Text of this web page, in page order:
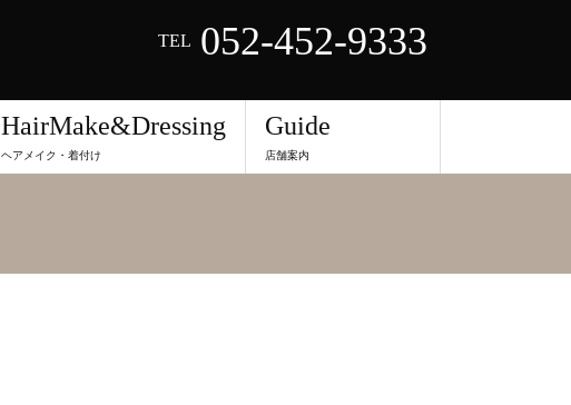
TEL 052-452-9333
HairMake&Dressing
ヘアメイク・着付け
Guide
店舗案内